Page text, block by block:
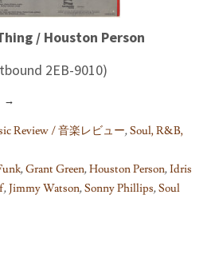
/ Houston Person
2EB-9010)
→
Review / 音楽レビュー,Soul, R&B,
,Grant Green,Houston Person,Idris
,Jimmy Watson,Sonny Phillips,Soul